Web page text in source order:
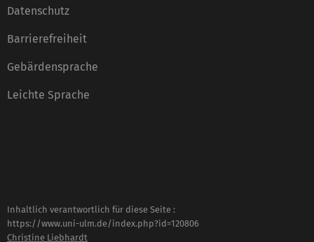
Datenschutz
Barrierefreiheit
Gebärdensprache
Leichte Sprache
Inhaltlich verantwortlich für diese Seite :
https://www.uni-ulm.de/index.php?id=120806
Christine Liebhardt